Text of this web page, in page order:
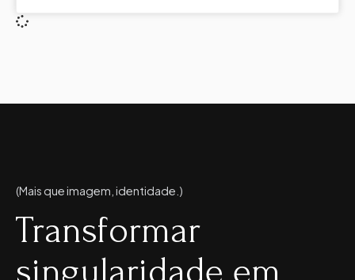
(Mais que imagem, identidade.)
Transformar